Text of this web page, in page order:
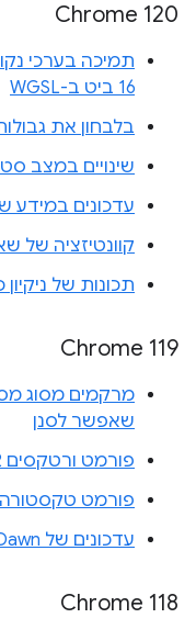
Chrome 120
16 ביט ב-WGSL
בלבחון את
שינויים במצב
עדכונים במידע
קוונטיזציה של
תכונות של ניקיון
Chrome 119
שאפשר לסנן
פורמט ורטקסים unorm10-10-10-2
פורמט טקסטורה rgb10a2uint
עדכונים של Dawn
Chrome 118